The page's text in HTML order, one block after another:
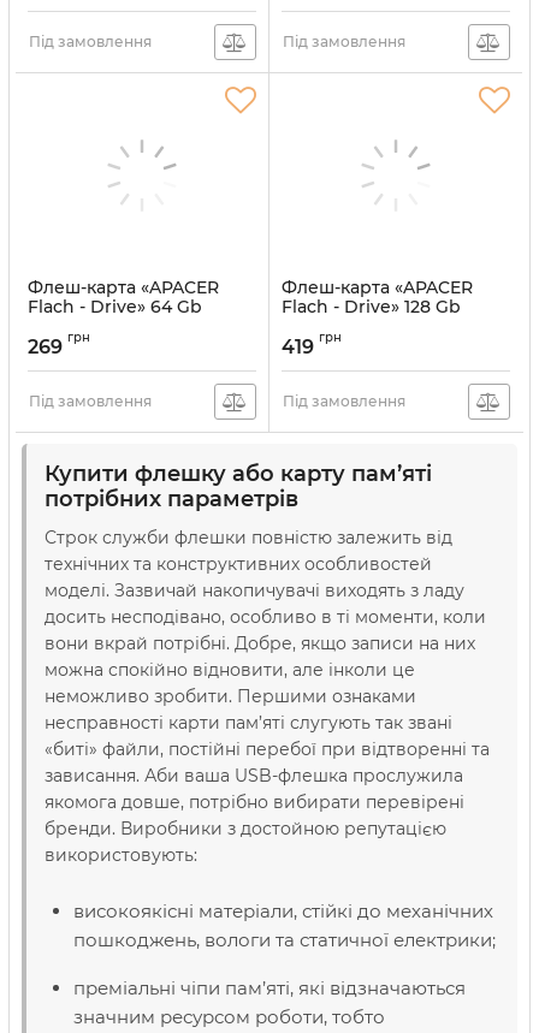
Під замовлення Під замовлення
Флеш-карта «APACER
Flach - Drive» 64 Gb
Артикул:
269 грн
Під замовлення
Флеш-карта «APACER
Flach - Drive» 128 Gb
Артикул:
419 грн
Під замовлення
Купити флешку або карту пам’яті
потрібних параметрів
Строк служби флешки повністю залежить від
технічних та конструктивних особливостей
моделі. Зазвичай накопичувачі виходять з ладу
досить несподівано, особливо в ті моменти, коли
вони вкрай потрібні. Добре, якщо записи на них
можна спокійно відновити, але інколи це
неможливо зробити. Першими ознаками
несправності карти пам’яті слугують так звані
«биті» файли, постійні перебої при відтворенні та
зависання. Аби ваша USB-флешка прослужила
якомога довше, потрібно вибирати перевірені
бренди. Виробники з достойною репутацією
використовують:
високоякісні матеріали, стійкі до механічних
пошкоджень, вологи та статичної електрики;
преміальні чіпи пам’яті, які відзначаються
значним ресурсом роботи, тобто